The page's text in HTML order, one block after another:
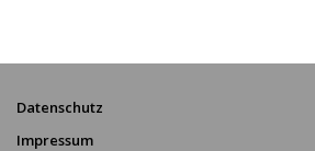
Datenschutz
Impressum